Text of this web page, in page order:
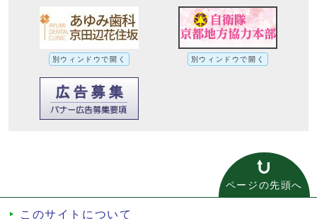
別ウィンドウで開く 別ウィンドウで開く
ページの先頭へ
このサイトについて